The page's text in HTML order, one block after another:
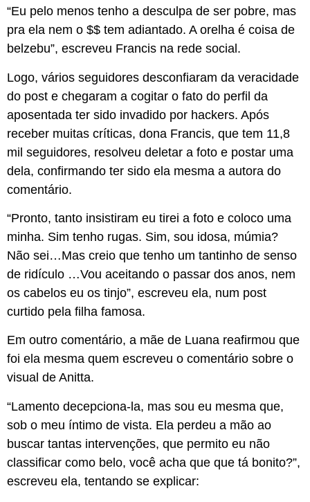
“Eu pelo menos tenho a desculpa de ser pobre, mas
pra ela nem o $$ tem adiantado. A orelha é coisa de
belzebu”, escreveu Francis na rede social.
Logo, vários seguidores desconfiaram da veracidade
do post e chegaram a cogitar o fato do perfil da
aposentada ter sido invadido por hackers. Após
receber muitas críticas, dona Francis, que tem 11,8
mil seguidores, resolveu deletar a foto e postar uma
dela, confirmando ter sido ela mesma a autora do
comentário.
“Pronto, tanto insistiram eu tirei a foto e coloco uma
minha. Sim tenho rugas. Sim, sou idosa, múmia?
Não sei…Mas creio que tenho um tantinho de senso
de ridículo …Vou aceitando o passar dos anos, nem
os cabelos eu os tinjo”, escreveu ela, num post
curtido pela filha famosa.
Em outro comentário, a mãe de Luana reafirmou que
foi ela mesma quem escreveu o comentário sobre o
visual de Anitta.
“Lamento decepciona-la, mas sou eu mesma que,
sob o meu íntimo de vista. Ela perdeu a mão ao
buscar tantas intervenções, que permito eu não
classificar como belo, você acha que que tá bonito?”,
escreveu ela, tentando se explicar: